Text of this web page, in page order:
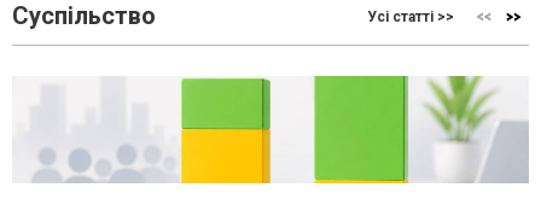
Суспільство Усі статті >>